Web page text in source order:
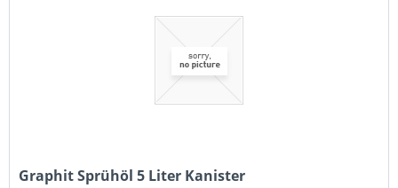
Graphit Sprühöl 5 Liter Kanister